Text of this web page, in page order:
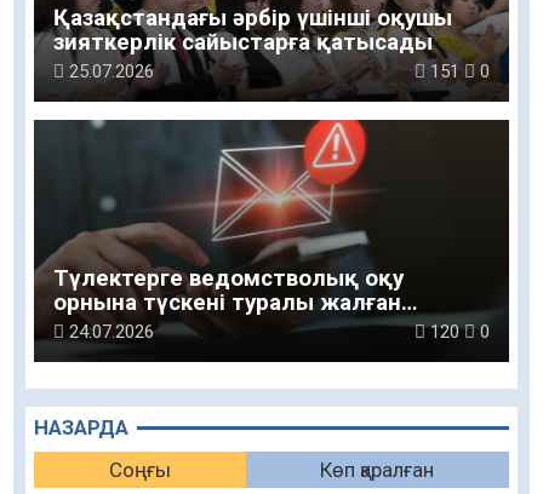
НАЗАРДА
Соңғы
Көп қаралған
Қазақстандағы әрбір үшінші оқушы
зияткерлік сайыстарға қатысады
25.07.2026 151 0
Түлектерге ведомстволық оқу
орнына түскені туралы жалған
хабарлар келуде
24.07.2026 120 0